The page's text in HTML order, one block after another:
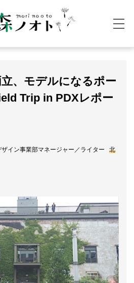
、モデルになるポー
Trip in PDXレポー
イン事業部マネージャー／ライター
北